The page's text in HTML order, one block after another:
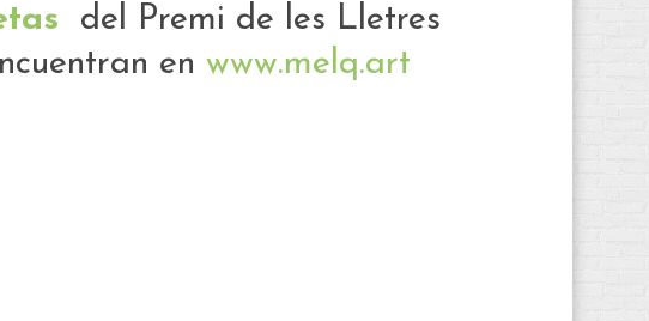
del Premi de les Lletres
en www.melq.art